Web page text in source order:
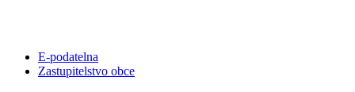
E-podatelna
Zastupitelstvo obce